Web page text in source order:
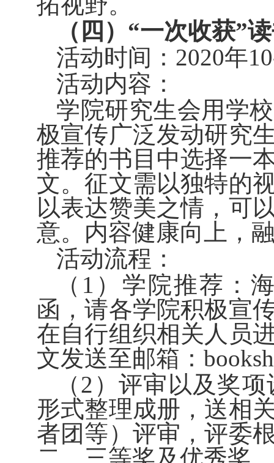
（ 四 ） “一次收获”
活动时间：2020年
活动内容：
学院研究生会用学
极宣传广泛发动研究
推荐的书目中选择一
文。征文需以独特的
以表达赞美之情，可
意。内容健康向上，
活动流程：
（1）学院推荐：
函，请各学院积极宣
在自行组织相关人员
文发送至邮箱：
（2）评审以及奖
形式整理成册，送相
者团等）评审，评委